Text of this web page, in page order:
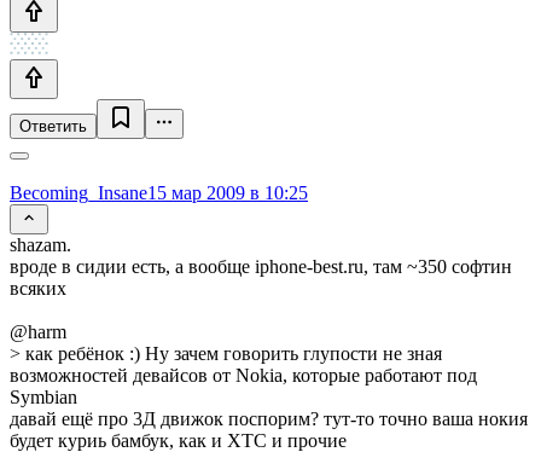
Ответить
Becoming_Insane15 мар 2009 в 10:25
shazam.
вроде в сидии есть, а вообще iphone-best.ru, там ~350 софтин
всяких
@harm
> как ребёнок :) Ну зачем говорить глупости не зная
возможностей девайсов от Nokia, которые работают под
Symbian
давай ещё про 3Д движок поспорим? тут-то точно ваша нокия
будет куриь бамбук, как и ХТС и прочие